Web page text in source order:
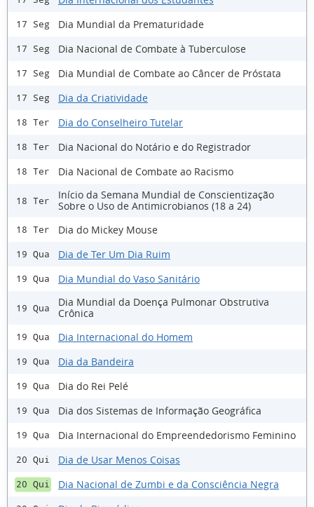
17 Seg Dia Mundial da Prematuridade
17 Seg Dia Nacional de Combate à Tuberculose
17 Seg Dia Mundial de Combate ao Câncer de Próstata
17 Seg Dia da Criatividade
18 Ter Dia do Conselheiro Tutelar
18 Ter Dia Nacional do Notário e do Registrador
18 Ter Dia Nacional de Combate ao Racismo
18 Ter
Início da Semana Mundial de Conscientização
Sobre o Uso de Antimicrobianos (18 a 24)
18 Ter Dia do Mickey Mouse
19 Qua Dia de Ter Um Dia Ruim
19 Qua Dia Mundial do Vaso Sanitário
19 Qua
Dia Mundial da Doença Pulmonar Obstrutiva
Crônica
19 Qua Dia Internacional do Homem
19 Qua Dia da Bandeira
19 Qua Dia do Rei Pelé
19 Qua Dia dos Sistemas de Informação Geográfica
19 Qua Dia Internacional do Empreendedorismo Feminino
20 Qui Dia de Usar Menos Coisas
20 Qui Dia Nacional de Zumbi e da Consciência Negra